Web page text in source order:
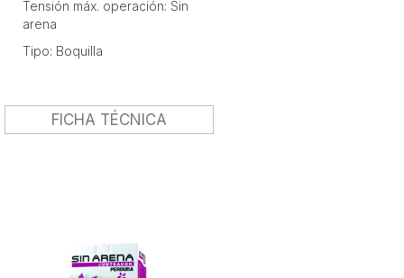
Tensión máx. operación: Sin
arena
Tipo: Boquilla
FICHA TÉCNICA